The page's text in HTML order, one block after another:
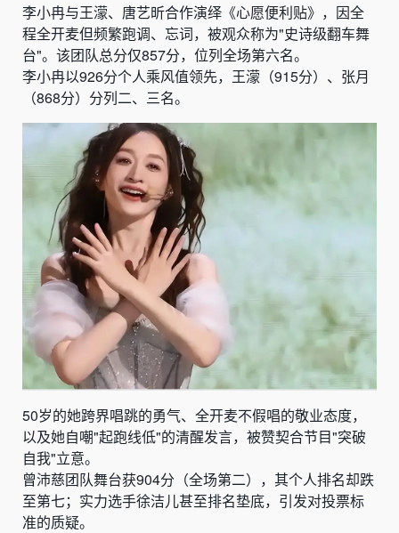
李小冉与王濛、唐艺昕合作演绎《心愿便利贴》，因全
程全开麦但频繁跑调、忘词，被观众称为"史诗级翻车舞
台"。该团队总分仅857分，位列全场第六名。
李小冉以926分个人乘风值领先，王濛（915分）、张月
（868分）分列二、三名。
50岁的她跨界唱跳的勇气、全开麦不假唱的敬业态度，
以及她自嘲"起跑线低"的清醒发言，被赞契合节目"突破
自我"立意。
曾沛慈团队舞台获904分（全场第二），其个人排名却跌
至第七；实力选手徐洁儿甚至排名垫底，引发对投票标
准的质疑。